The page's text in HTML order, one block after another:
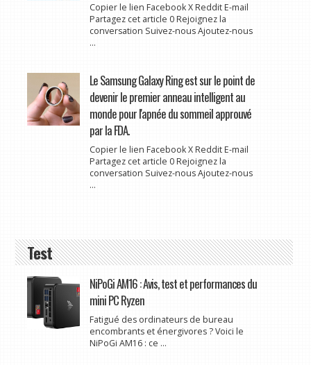
Copier le lien Facebook X Reddit E-mail
Partagez cet article 0 Rejoignez la
conversation Suivez-nous Ajoutez-nous
...
Le Samsung Galaxy Ring est sur le point de
devenir le premier anneau intelligent au
monde pour l'apnée du sommeil approuvé
par la FDA.
Copier le lien Facebook X Reddit E-mail
Partagez cet article 0 Rejoignez la
conversation Suivez-nous Ajoutez-nous
...
Test
NiPoGi AM16 : Avis, test et performances du
mini PC Ryzen
Fatigué des ordinateurs de bureau
encombrants et énergivores ? Voici le
NiPoGi AM16 : ce ...